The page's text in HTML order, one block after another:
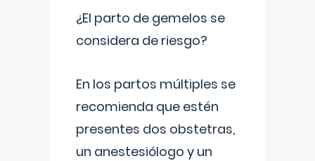
¿El parto de gemelos se
considera de riesgo?
En los partos múltiples se
recomienda que estén
presentes dos obstetras,
un anestesiólogo y un